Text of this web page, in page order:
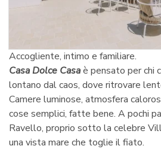
Accogliente, intimo e familiare.
Casa Dolce Casaè pensato per chi
lontano dal caos, dove ritrovare
Camere luminose, atmosfera
cose semplici, fatte bene. A pochi
Ravello, proprio sotto la celebre
una vista mare che toglie il fiato.